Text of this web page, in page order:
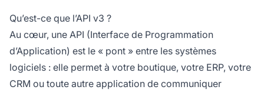
Qu’est-ce que l’API v3 ?
Au cœur, une API (Interface de Programmation
d’Application) est le « pont » entre les systèmes
logiciels : elle permet à votre boutique, votre ERP, votre
CRM ou toute autre application de communiquer